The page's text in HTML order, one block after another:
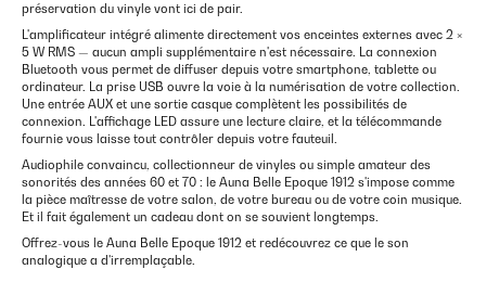
préservation du vinyle vont ici de pair.
L'amplificateur intégré alimente directement vos enceintes externes avec 2 ×
5 W RMS — aucun ampli supplémentaire n'est nécessaire. La connexion
Bluetooth vous permet de diffuser depuis votre smartphone, tablette ou
ordinateur. La prise USB ouvre la voie à la numérisation de votre collection.
Une entrée AUX et une sortie casque complètent les possibilités de
connexion. L'affichage LED assure une lecture claire, et la télécommande
fournie vous laisse tout contrôler depuis votre fauteuil.
Audiophile convaincu, collectionneur de vinyles ou simple amateur des
sonorités des années 60 et 70 : le Auna Belle Epoque 1912 s'impose comme
la pièce maîtresse de votre salon, de votre bureau ou de votre coin musique.
Et il fait également un cadeau dont on se souvient longtemps.
Offrez-vous le Auna Belle Epoque 1912 et redécouvrez ce que le son
analogique a d'irremplaçable.